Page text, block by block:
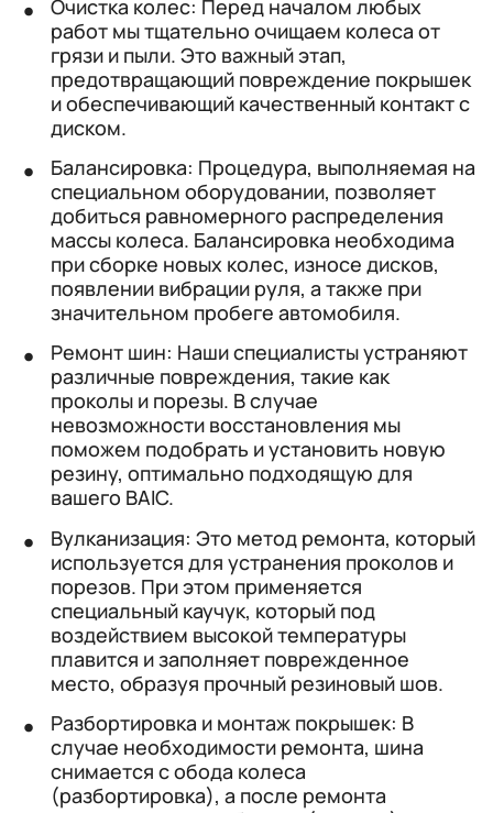
Очистка колес: Перед началом любых
работ мы тщательно очищаем колеса от
грязи и пыли. Это важный этап,
предотвращающий повреждение покрышек
и обеспечивающий качественный контакт с
диском.
Балансировка: Процедура, выполняемая на
специальном оборудовании, позволяет
добиться равномерного распределения
массы колеса. Балансировка необходима
при сборке новых колес, износе дисков,
появлении вибрации руля, а также при
значительном пробеге автомобиля.
Ремонт шин: Наши специалисты устраняют
различные повреждения, такие как
проколы и порезы. В случае
невозможности восстановления мы
поможем подобрать и установить новую
резину, оптимально подходящую для
вашего BAIC.
Вулканизация: Это метод ремонта, который
используется для устранения проколов и
порезов. При этом применяется
специальный каучук, который под
воздействием высокой температуры
плавится и заполняет поврежденное
место, образуя прочный резиновый шов.
Разбортировка и монтаж покрышек: В
случае необходимости ремонта, шина
снимается с обода колеса
(разбортировка), а после ремонта